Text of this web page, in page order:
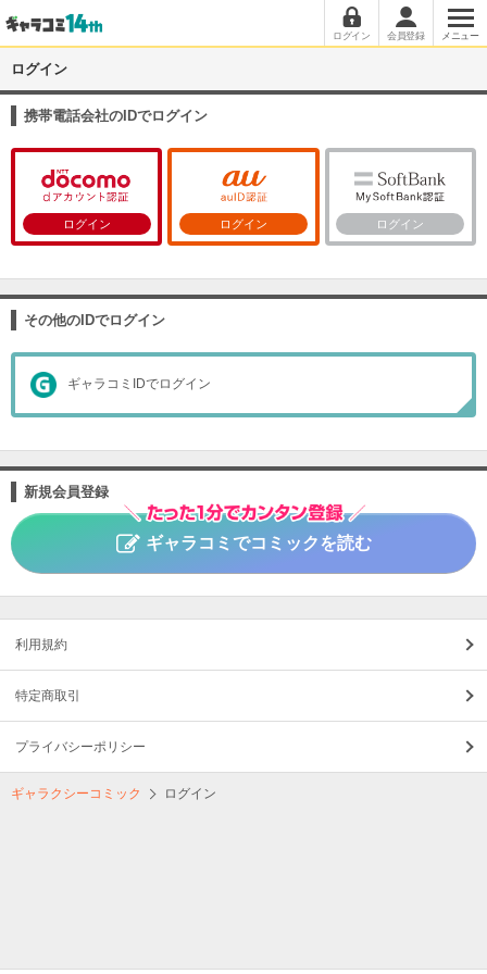
ログイン 会員登録 メニュー
ログイン
携帯電話会社のIDでログイン
ログイン ログイン ログイン
その他のIDでログイン
ギャラコミIDでログイン
新規会員登録
ギャラコミでコミックを読む
利用規約
特定商取引
プライバシーポリシー
ギャラクシーコミック ログイン